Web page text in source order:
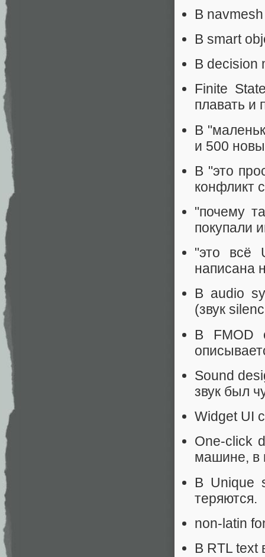
В navmesh
В smart
В decision
Finite
плавать и
В
и 500
В "это
конфликт
"почему
покупали
"это всё
написана
В audio
(звук
В FMOD
Sound
звук был
Widget UI
One-click
машине, в
В Unique
теряются.
non-latin
В RTL text